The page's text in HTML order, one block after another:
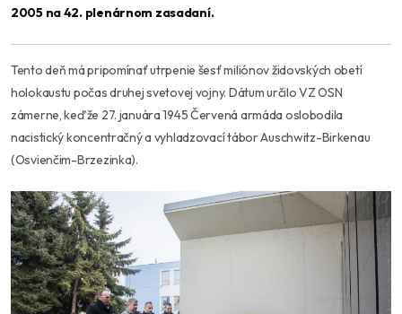
2005 na 42. plenárnom zasadaní.
Tento deň má pripomínať utrpenie šesť miliónov židovských obetí
holokaustu počas druhej svetovej vojny. Dátum určilo VZ OSN
zámerne, keďže 27. januára 1945 Červená armáda oslobodila
nacistický koncentračný a vyhladzovací tábor Auschwitz-Birkenau
(Osvienčim-Brzezinka).